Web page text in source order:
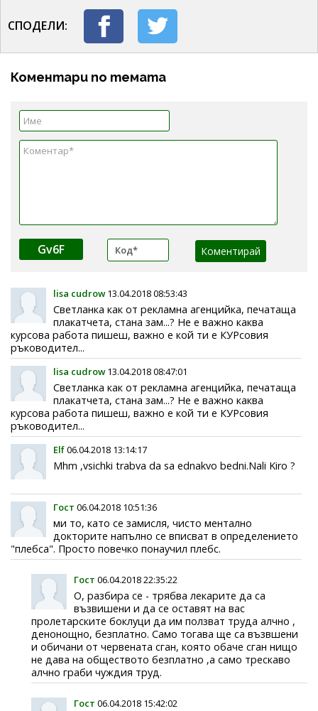
СПОДЕЛИ:
Коментари по темата
Gv6F
lisa cudrow13.04.2018 08:53:43
Светланка как от рекламна агенцийка, печатаща
плакатчета, стана зам...? Не е важно каква
курсова работа пишеш, важно е кой ти е КУРсовия
ръководител...
lisa cudrow13.04.2018 08:47:01
Светланка как от рекламна агенцийка, печатаща
плакатчета, стана зам...? Не е важно каква
курсова работа пишеш, важно е кой ти е КУРсовия
ръководител...
Elf06.04.2018 13:14:17
Mhm ,vsichki trabva da sa ednakvo bedni.Nali Kiro ?
Гост 06.04.2018 10:51:36
ми то, като се замисля, чисто ментално
докторите напълно се вписват в определението
"плебса". Просто повечко понаучил плебс.
Гост 06.04.2018 22:35:22
О, разбира се - трябва лекарите да са
възвишени и да се оставят на вас
пролетарските боклуци да им ползват труда алчно ,
денонощно, безплатно. Само тогава ще са възвшени
и обичани от червената сган, която обаче сган нищо
не дава на обществото безплатно ,а само трескаво
алчно граби чуждия труд.
Гост 06.04.2018 15:42:02